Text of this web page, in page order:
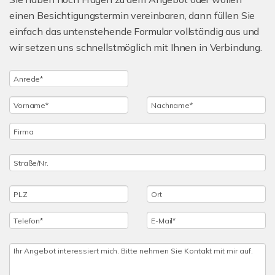
einen Besichtigungstermin vereinbaren, dann füllen Sie
einfach das untenstehende Formular vollständig aus und
wir setzen uns schnellstmöglich mit Ihnen in Verbindung.